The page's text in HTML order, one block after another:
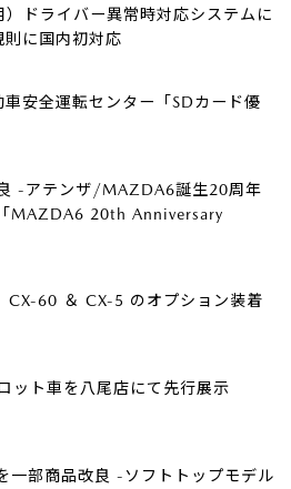
ドライバー異常時対応システムに
則に国内初対応
安全運転センター「SDカード優
-アテンザ/MAZDA6誕生20周年
MAZDA6 20th Anniversary
CX-60 ＆ CX-5 のオプション装着
ット車を八尾店にて先行展示
一部商品改良 -ソフトトップモデル